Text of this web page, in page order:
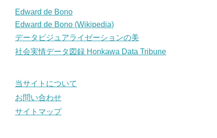
Edward de Bono
Edward de Bono (Wikipedia)
データビジュアライゼーションの美
社会実情データ図録 Honkawa Data Tribune
当サイトについて
お問い合わせ
サイトマップ